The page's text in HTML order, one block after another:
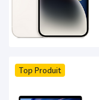
Top Produit